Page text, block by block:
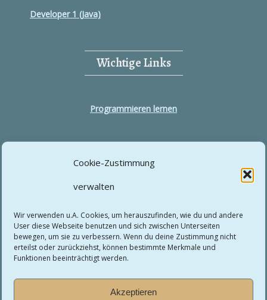
Cookie-Zustimmung
verwalten
Wir verwenden u.A. Cookies, um herauszufinden, wie du und andere
User diese Webseite benutzen und sich zwischen Unterseiten
bewegen, um sie zu verbessern. Wenn du deine Zustimmung nicht
erteilst oder zurückziehst, können bestimmte Merkmale und
Funktionen beeinträchtigt werden.
Akzeptieren
Developer 1 (Java)
Wichtige Links
Programmieren lernen
Tutorials
Rechtliches